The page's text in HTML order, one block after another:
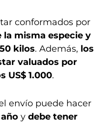
conformados por
la misma especie y
kilos. Además, los
valuados por
US$ 1.000.
envío puede hacer
y debe tener